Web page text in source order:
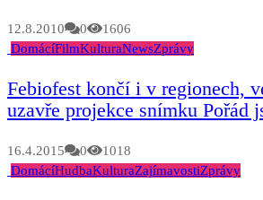
12.8.2010 0
1606
DomácíFilmKulturaNewsZprávy
Febiofest končí i v regionech,
uzavře projekce snímku Pořád
16.4.2015 0
1018
DomácíHudbaKulturaZajímavostiZprávy